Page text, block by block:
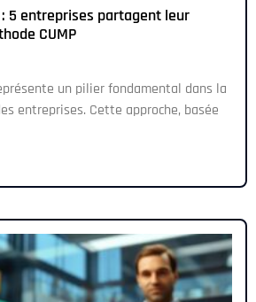
5 entreprises partagent leur
CUMP
un pilier fondamental dans la
entreprises. Cette approche, basée